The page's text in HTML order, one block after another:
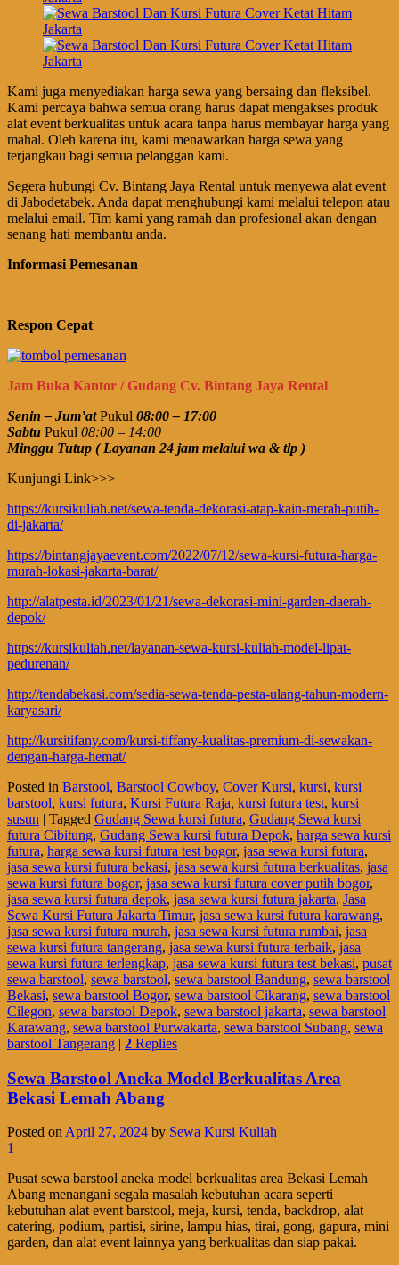
Kami juga menyediakan harga sewa yang bersaing dan fleksibel.
Kami percaya bahwa semua orang harus dapat mengakses produk
alat event berkualitas untuk acara tanpa harus membayar harga yang
mahal. Oleh karena itu, kami menawarkan harga sewa yang
terjangkau bagi semua pelanggan kami.
Segera hubungi Cv. Bintang Jaya Rental untuk menyewa alat event
di Jabodetabek. Anda dapat menghubungi kami melalui telepon atau
melalui email. Tim kami yang ramah dan profesional akan dengan
senang hati membantu anda.
Informasi Pemesanan
Respon Cepat
Jam Buka Kantor / Gudang Cv. Bintang Jaya Rental
Senin – Jum’atPukul 08:00 – 17:00
Sabtu Pukul 08:00 – 14:00
Minggu Tutup ( Layanan 24 jam melalui wa & tlp )
Kunjungi Link>>>
https://kursikuliah.net/sewa-tenda-dekorasi-atap-kain-merah-putih-
di-jakarta/
https://bintangjayaevent.com/2022/07/12/sewa-kursi-futura-harga-
murah-lokasi-jakarta-barat/
http://alatpesta.id/2023/01/21/sewa-dekorasi-mini-garden-daerah-
depok/
https://kursikuliah.net/layanan-sewa-kursi-kuliah-model-lipat-
pedurenan/
http://tendabekasi.com/sedia-sewa-tenda-pesta-ulang-tahun-modern-
karyasari/
http://kursitifany.com/kursi-tiffany-kualitas-premium-di-sewakan-
dengan-harga-hemat/
Posted in Barstool, Barstool Cowboy, Cover Kursi, kursi, kursi
barstool, kursi futura, Kursi Futura Raja, kursi futura test, kursi
susun | Tagged Gudang Sewa kursi futura, Gudang Sewa kursi
futura Cibitung, Gudang Sewa kursi futura Depok, harga sewa kursi
futura, harga sewa kursi futura test bogor, jasa sewa kursi futura,
jasa sewa kursi futura bekasi, jasa sewa kursi futura berkualitas, jasa
sewa kursi futura bogor, jasa sewa kursi futura cover putih bogor,
jasa sewa kursi futura depok, jasa sewa kursi futura jakarta, Jasa
Sewa Kursi Futura Jakarta Timur, jasa sewa kursi futura karawang,
jasa sewa kursi futura murah, jasa sewa kursi futura rumbai, jasa
sewa kursi futura tangerang, jasa sewa kursi futura terbaik, jasa
sewa kursi futura terlengkap, jasa sewa kursi futura test bekasi, pusat
sewa barstool, sewa barstool, sewa barstool Bandung, sewa barstool
Bekasi, sewa barstool Bogor, sewa barstool Cikarang, sewa barstool
Cilegon, sewa barstool Depok, sewa barstool jakarta, sewa barstool
Karawang, sewa barstool Purwakarta, sewa barstool Subang, sewa
barstool Tangerang | 2 Replies
Sewa Barstool Aneka Model Berkualitas Area
Bekasi Lemah Abang
Posted on April 27, 2024 by Sewa Kursi Kuliah
1
Pusat sewa barstool aneka model berkualitas area Bekasi Lemah
Abang menangani segala masalah kebutuhan acara seperti
kebutuhan alat event barstool, meja, kursi, tenda, backdrop, alat
catering, podium, partisi, sirine, lampu hias, tirai, gong, gapura, mini
garden, dan alat event lainnya yang berkualitas dan siap pakai.